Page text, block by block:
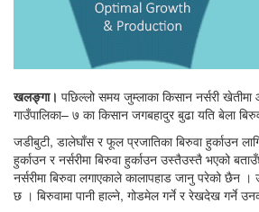
खलङ्गा। पछिल्लो समय जुम्लाका किसान नर्सरी
गाउँपालिका– ७ का किसान जगबहादुर बुढा यति बेला
जडीबुटी, डालेघाँस र फूल प्रजातिका बिरुवा हुर्काउन
हुर्काउन र नर्सरीमा बिरुवा हुर्काउन उस्तैउस्तै भएको
नर्सरीमा बिरुवा लगाएकाले कालापहाड जानु परेको छैन ।
छ । बिरुवामा पानी हाल्ने, गोडमेल गर्ने र रेखदेख गर्ने